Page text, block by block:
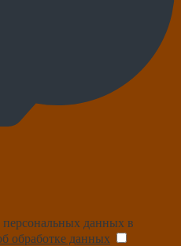
данных в
обработке данных